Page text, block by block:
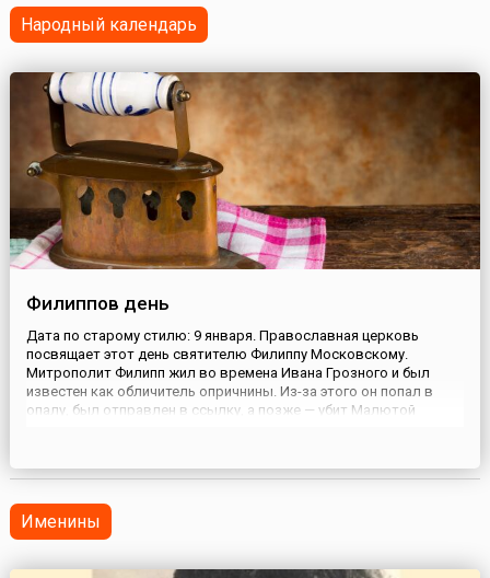
чьего и...
Народный календарь
Филиппов день
Дата по старому стилю: 9 января. Православная церковь
посвящает этот день святителю Филиппу Московскому.
Митрополит Филипп жил во времена Ивана Грозного и был
известен как обличитель опричнины. Из-за этого он попал в
опалу, был отправлен в ссылку, а позже — убит Малютой
накапливалось множес...
Именины